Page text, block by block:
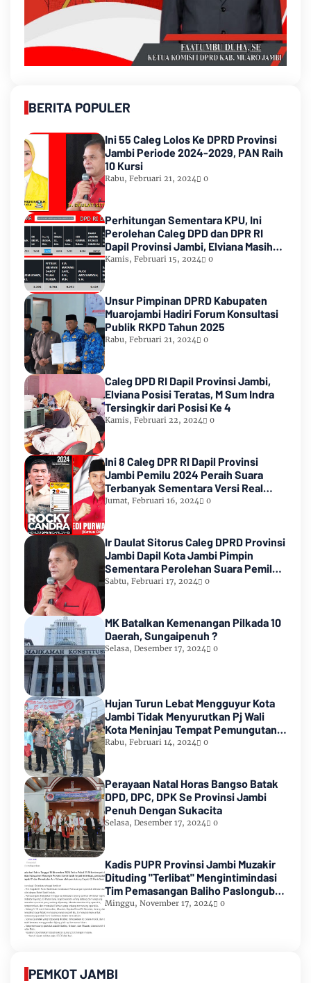
BERITA POPULER
Ini 55 Caleg Lolos Ke DPRD Provinsi
Jambi Periode 2024-2029, PAN Raih
10 Kursi
Rabu, Februari 21, 2024 0
Perhitungan Sementara KPU, Ini
Perolehan Caleg DPD dan DPR RI
Dapil Provinsi Jambi, Elviana Masih
Urutan Kedua Teratas
Kamis, Februari 15, 2024 0
Unsur Pimpinan DPRD Kabupaten
Muarojambi Hadiri Forum Konsultasi
Publik RKPD Tahun 2025
Rabu, Februari 21, 2024 0
Caleg DPD RI Dapil Provinsi Jambi,
Elviana Posisi Teratas, M Sum Indra
Tersingkir dari Posisi Ke 4
Kamis, Februari 22, 2024 0
Ini 8 Caleg DPR RI Dapil Provinsi
Jambi Pemilu 2024 Peraih Suara
Terbanyak Sementara Versi Real
Count KPU RI
Jumat, Februari 16, 2024 0
Ir Daulat Sitorus Caleg DPRD Provinsi
Jambi Dapil Kota Jambi Pimpin
Sementara Perolehan Suara Pemilu
2024
Sabtu, Februari 17, 2024 0
MK Batalkan Kemenangan Pilkada 10
Daerah, Sungaipenuh ?
Selasa, Desember 17, 2024 0
Hujan Turun Lebat Mengguyur Kota
Jambi Tidak Menyurutkan Pj Wali
Kota Meninjau Tempat Pemungutan
Suara Pemilu 2024
Rabu, Februari 14, 2024 0
Perayaan Natal Horas Bangso Batak
DPD, DPC, DPK Se Provinsi Jambi
Penuh Dengan Sukacita
Selasa, Desember 17, 2024 0
Kadis PUPR Provinsi Jambi Muzakir
Dituding "Terlibat" Mengintimindasi
Tim Pemasangan Baliho Paslongub
Romi-Sudirman
Minggu, November 17, 2024 0
PEMKOT JAMBI